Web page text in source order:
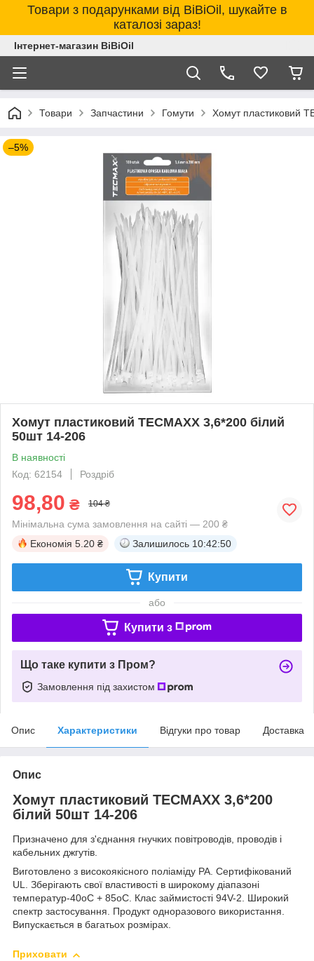
Товари з подарунками від BiBiOil, шукайте в
каталозі зараз!
Інтернет-магазин BiBiOil
Товари Запчастини Гомути Хомут пластиковий
–5%
Хомут пластиковий TECMAXХ 3,6*200 білий
50шт 14-206
В наявності
Код: 62154
Роздріб
98,80 ₴ 104 ₴
Мінімальна сума замовлення на сайті — 200 ₴
Економія 5.20 ₴ Залишилось 10:42:50
Купити
або
Купити з
Що таке купити з Пром?
Замовлення під захистом
Опис Характеристики Відгуки про товар Доставка
Опис
Хомут пластиковий TECMAXХ 3,6*200
білий 50шт 14-206
Призначено для з'єднання гнучких повітроводів, проводів і
кабельних джгутів.
Виготовлено з високоякісного поліаміду PA. Сертифікований
UL. Зберігають свої властивості в широкому діапазоні
температур-40oC + 85oC. Клас займистості 94V-2. Широкий
спектр застосування. Продукт одноразового використання.
Випускається в багатьох розмірах.
Приховати